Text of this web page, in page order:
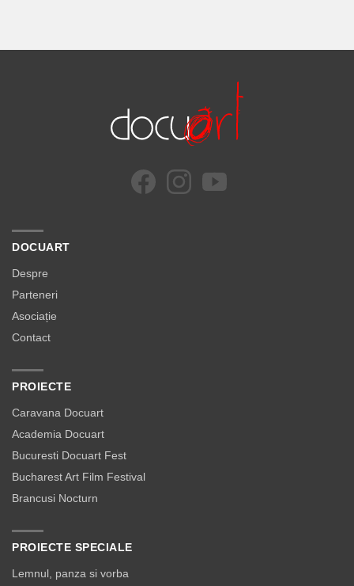
DOCUART
Despre
Parteneri
Asociație
Contact
PROIECTE
Caravana Docuart
Academia Docuart
Bucuresti Docuart Fest
Bucharest Art Film Festival
Brancusi Nocturn
PROIECTE SPECIALE
Lemnul, panza si vorba